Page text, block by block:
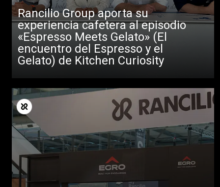
Rancilio Group aporta su
experiencia cafetera al episodio
«Espresso Meets Gelato» (El
encuentro del Espresso y el
Gelato) de Kitchen Curiosity